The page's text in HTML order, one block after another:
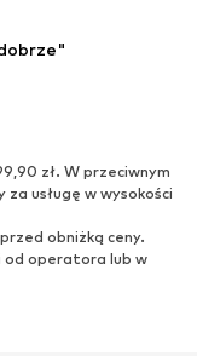
zł. W przeciwnym
usługę w wysokości
obniżką ceny.
od operatora lub w